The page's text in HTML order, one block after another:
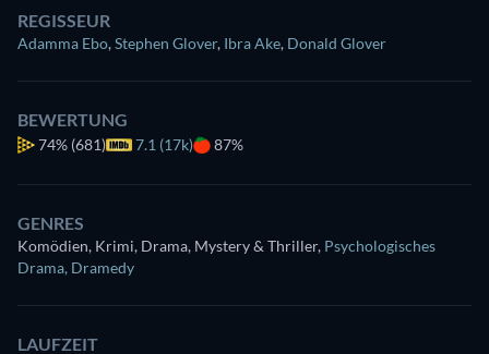
REGISSEUR
Adamma Ebo,Stephen Glover, Ibra Ake, Donald Glover
BEWERTUNG
74% (681) 7.1 (17k) 87%
GENRES
Komödien, Krimi, Drama, Mystery & Thriller, Psychologisches
Drama, Dramedy
LAUFZEIT